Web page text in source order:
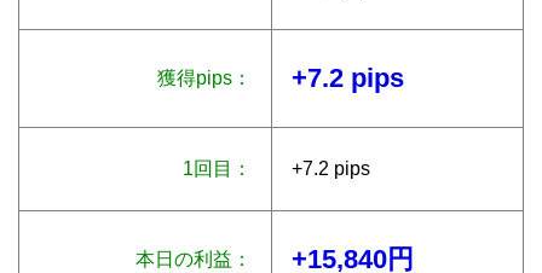
獲得pips： +7.2 pips
1回目： +7.2 pips
本日の利益： +15,840円